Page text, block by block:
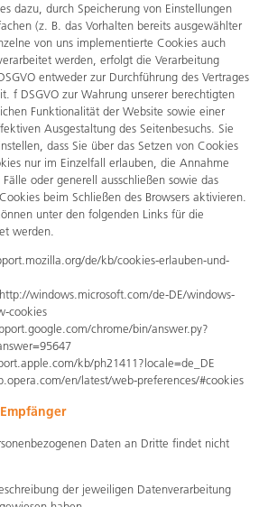
dazu, durch Speicherung von Einstellungen
(z. B. das Vorhalten bereits ausgewählter
von uns implementierte Cookies auch
werden, erfolgt die Verarbeitung
entweder zur Durchführung des Vertrages
f DSGVO zur Wahrung unserer berechtigten
Funktionalität der Website sowie einer
Ausgestaltung des Seitenbesuchs. Sie
dass Sie über das Setzen von Cookies
nur im Einzelfall erlauben, die Annahme
oder generell ausschließen sowie das
beim Schließen des Browsers aktivieren.
unter den folgenden Links für die
werden.
de/kb/cookies-erlauben-und-
http://windows.microsoft.com/de-DE/windows-
cookies
chrome/bin/answer.py?
kb/ph21411?locale=de_DE
en/latest/web-preferences/#cookies
Daten an Dritte findet nicht
der jeweiligen Datenverarbeitung